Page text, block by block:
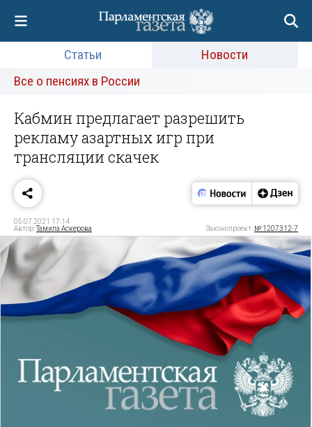
Статьи
Новости
Все о пенсиях в России
Кабмин предлагает разрешить
рекламу азартных игр при
трансляции скачек
05.07.2021 17:14
Автор:Тамила Аскерова Законопроект: № 1207312-7